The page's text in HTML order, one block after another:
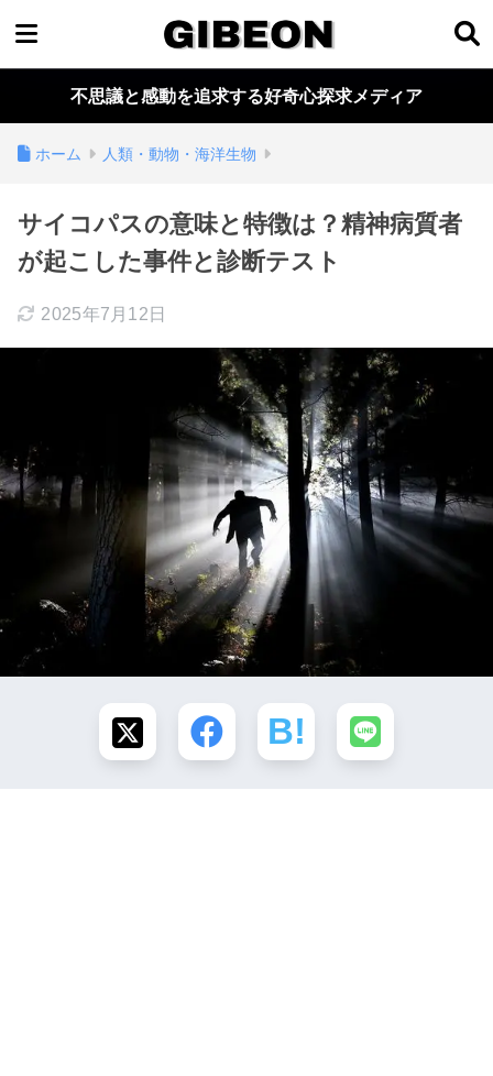
不思議と感動を追求する好奇心探求メディア
ホーム 人類・動物・海洋生物
サイコパスの意味と特徴は？精神病質者
が起こした事件と診断テスト
2025年7月12日